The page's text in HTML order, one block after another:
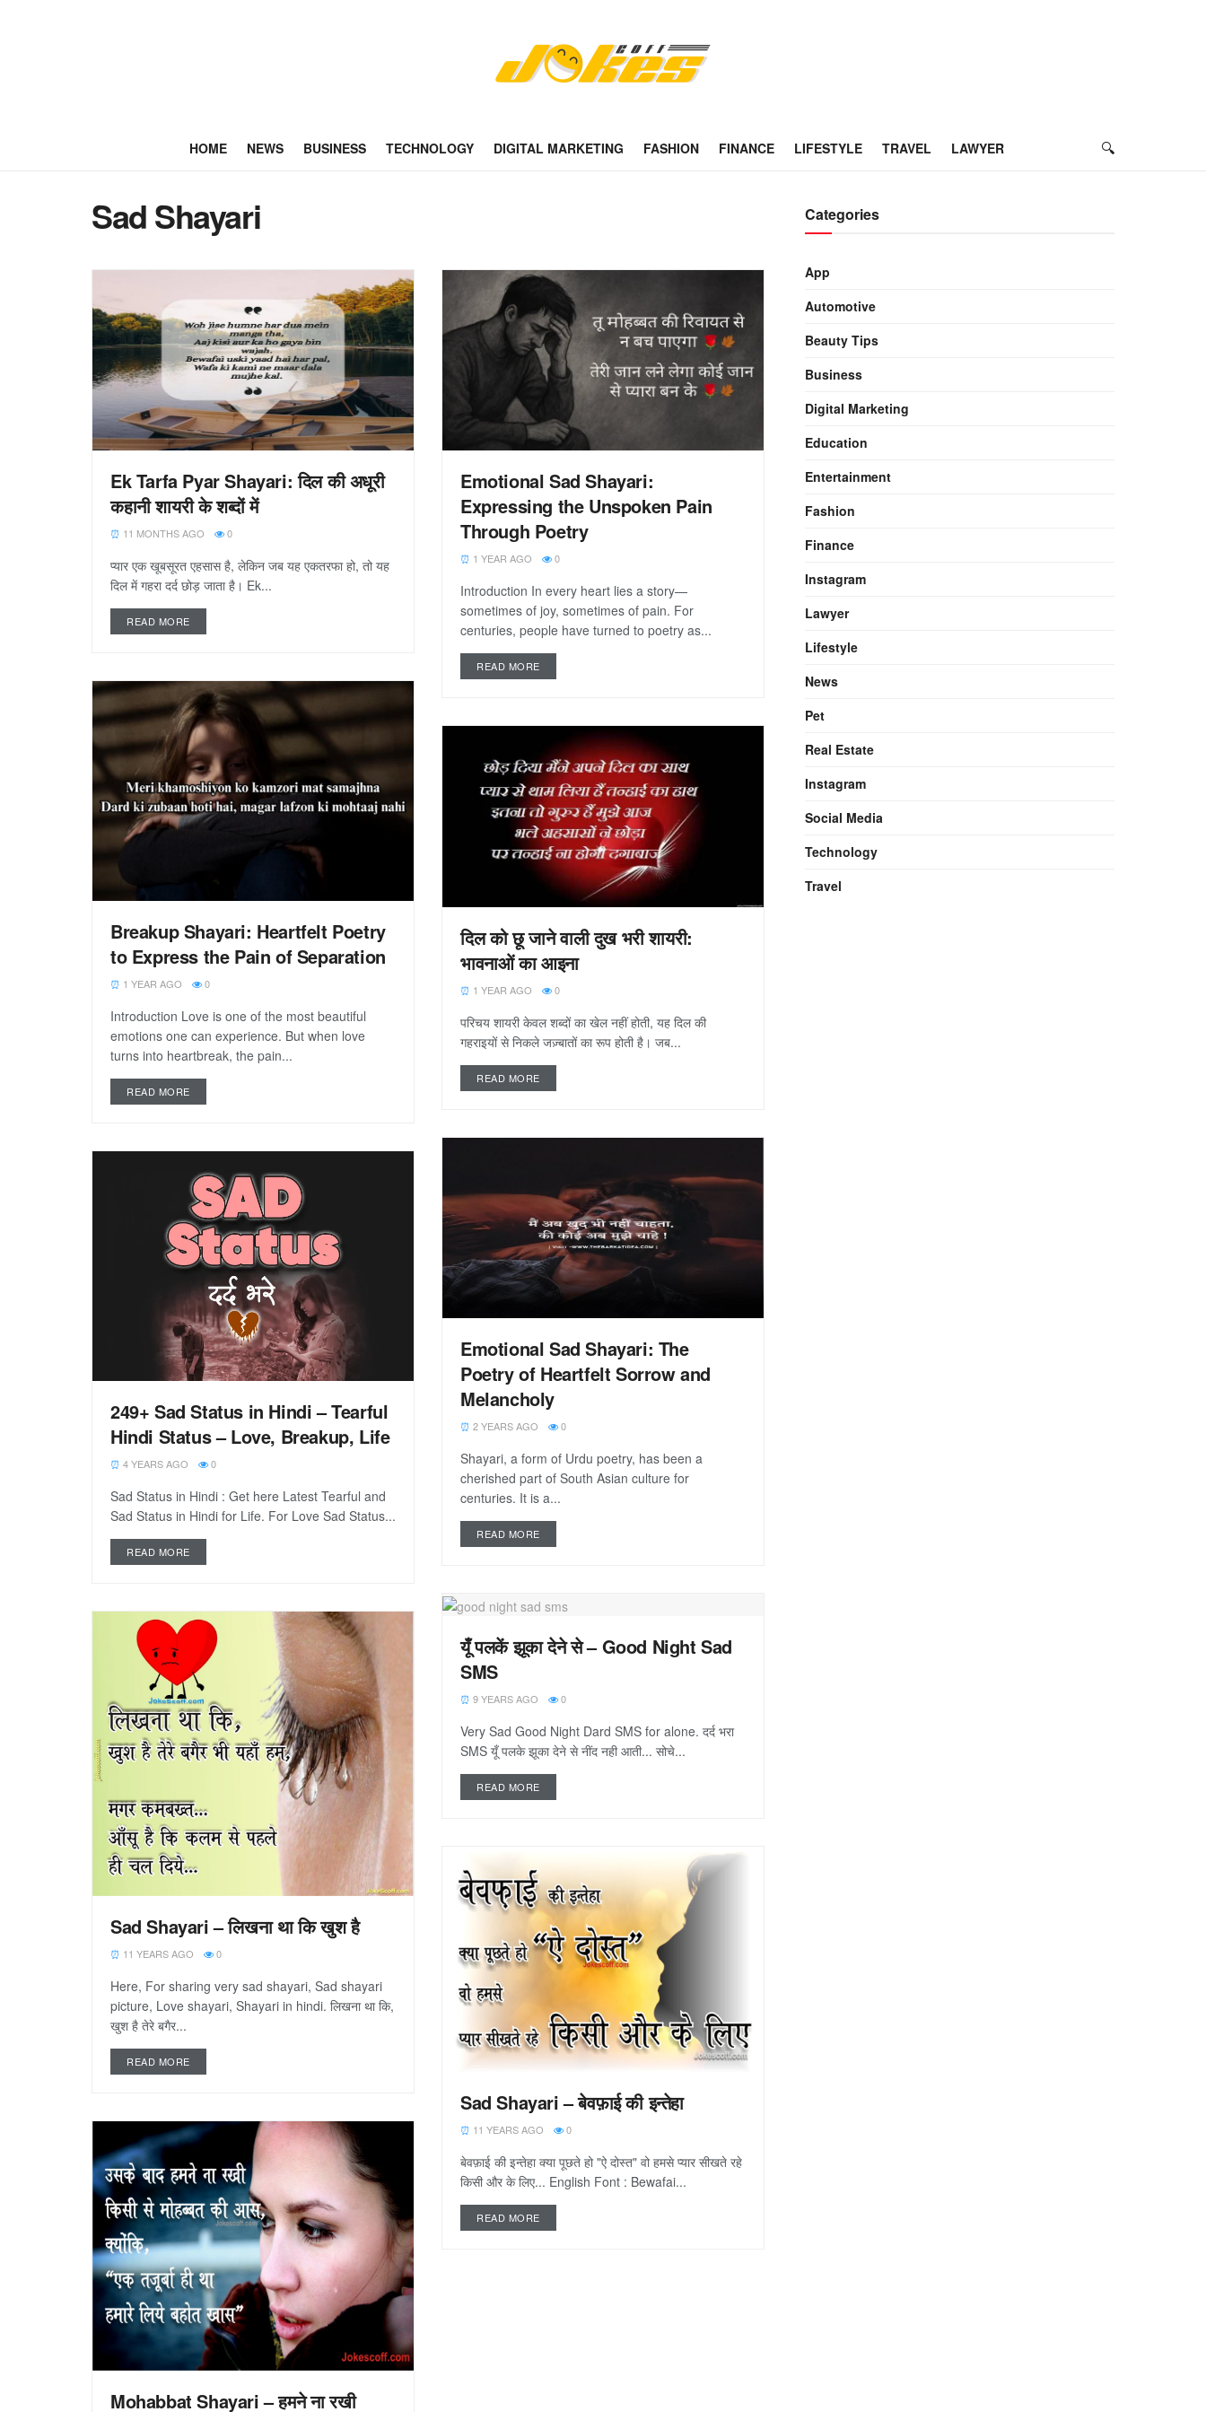
HOME NEWS BUSINESS TECHNOLOGY DIGITAL MARKETING FASHION FINANCE LIFESTYLE TRAVEL LAWYER
Sad Shayari
Ek Tarfa Pyar Shayari: दिल की अधूरी
कहानी शायरी के शब्दों में
11 MONTHS AGO 0
प्यार एक खूबसूरत एहसास है, लेकिन जब यह एकतरफा हो, तो यह
दिल में गहरा दर्द छोड़ जाता है। Ek...
READ MORE
Emotional Sad Shayari:
Expressing the Unspoken Pain
Through Poetry
1 YEAR AGO 0
Introduction In every heart lies a story—
sometimes of joy, sometimes of pain. For
centuries, people have turned to poetry as...
READ MORE
Breakup Shayari: Heartfelt Poetry
to Express the Pain of Separation
1 YEAR AGO 0
Introduction Love is one of the most beautiful
emotions one can experience. But when love
turns into heartbreak, the pain...
READ MORE
दिल को छू जाने वाली दुख भरी शायरी:
भावनाओं का आइना
1 YEAR AGO 0
परिचय शायरी केवल शब्दों का खेल नहीं होती, यह दिल की
गहराइयों से निकले जज़्बातों का रूप होती है। जब...
READ MORE
Emotional Sad Shayari: The
Poetry of Heartfelt Sorrow and
Melancholy
2 YEARS AGO 0
Shayari, a form of Urdu poetry, has been a
cherished part of South Asian culture for
centuries. It is a...
READ MORE
249+ Sad Status in Hindi – Tearful
Hindi Status – Love, Breakup, Life
4 YEARS AGO 0
Sad Status in Hindi : Get here Latest Tearful and
Sad Status in Hindi for Life. For Love Sad Status...
READ MORE
यूँ पलकें झूका देने से – Good Night Sad
SMS
9 YEARS AGO 0
Very Sad Good Night Dard SMS for alone. दर्द भरा
SMS यूँ पलके झूका देने से नींद नही आती... सोचे...
READ MORE
Sad Shayari – लिखना था कि खुश है
11 YEARS AGO 0
Here, For sharing very sad shayari, Sad shayari
picture, Love shayari, Shayari in hindi. लिखना था कि,
खुश है तेरे बगैर...
READ MORE
Sad Shayari – बेवफ़ाई की इन्तेहा
11 YEARS AGO 0
बेवफ़ाई की इन्तेहा क्या पूछते हो "ऐ दोस्त" वो हमसे प्यार सीखते रहे
किसी और के लिए... English Font : Bewafai...
READ MORE
Mohabbat Shayari – हमने ना रखी
Categories
App
Automotive
Beauty Tips
Business
Digital Marketing
Education
Entertainment
Fashion
Finance
Instagram
Lawyer
Lifestyle
News
Pet
Real Estate
Instagram
Social Media
Technology
Travel